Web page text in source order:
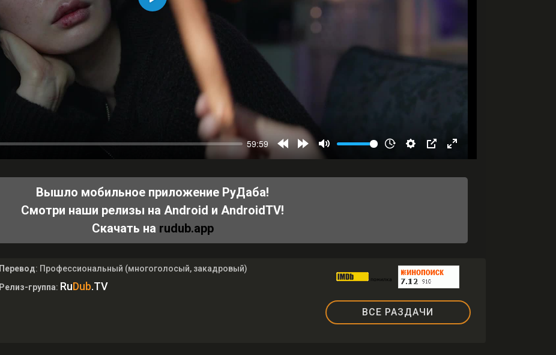
Вышло мобильное приложение РуДаба!
Смотри наши релизы на Android и AndroidTV!
Скачать на rudub.app
Перевод: Профессиональный (многоголосый, закадровый)
Релиз-группа: RuDub.TV
ВСЕ РАЗДАЧИ